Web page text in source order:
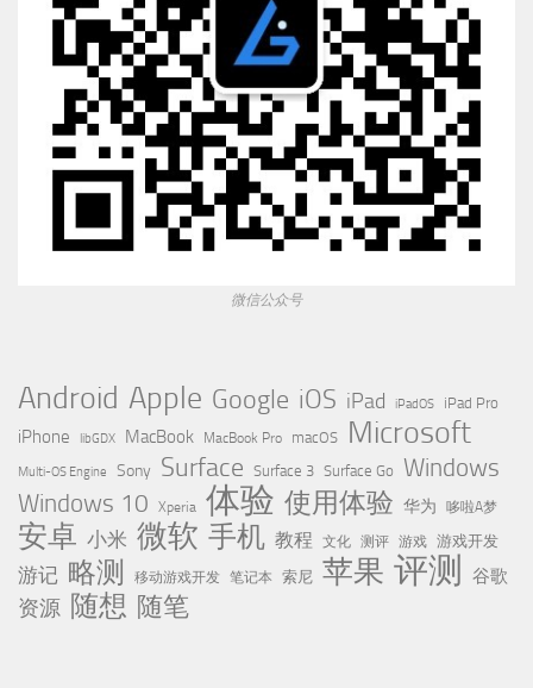
微信公众号
Android Apple Google iOS iPad iPadOS iPad Pro
iPhone libGDX MacBook MacBook Pro macOS Microsoft
Multi-OS Engine Sony Surface Surface 3 Surface Go Windows
Windows 10 Xperia 体验 使用体验 华为 哆啦A梦
安卓 小米 微软 手机 教程 文化 测评 游戏 游戏开发
游记 略测 移动游戏开发 笔记本 索尼 苹果 评测 谷歌
资源 随想 随笔